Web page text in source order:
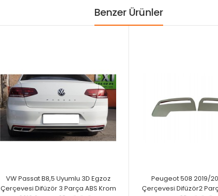
Benzer Ürünler
VW Passat B8,5 Uyumlu 3D Egzoz
Çerçevesi Difüzör 3 Parça ABS Krom
Peugeot 508 2019/
Çerçevesi Difüzör2